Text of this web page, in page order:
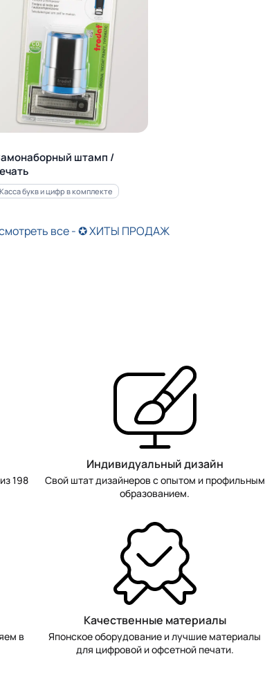
штамп /
Касса букв и цифр в комплекте
все - ✪ ХИТЫ ПРОДАЖ
198
Индивидуальный дизайн
Свой штат дизайнеров с опытом и профильным
образованием.
в
Качественные материалы
Японское оборудование и лучшие материалы
для цифровой и офсетной печати.